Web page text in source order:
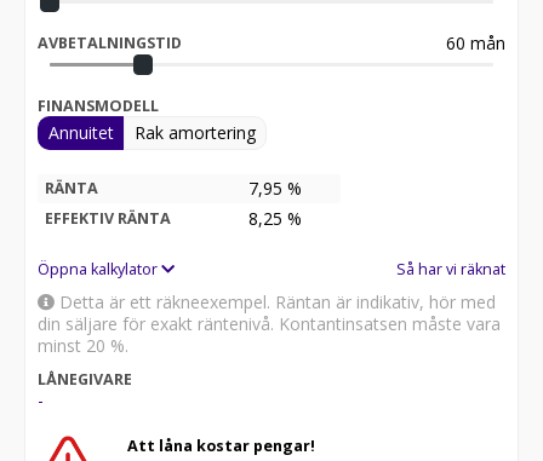
AVBETALNINGSTID 60 mån
FINANSMODELL
Annuitet Rak amortering
RÄNTA 7,95 %
EFFEKTIV RÄNTA 8,25 %
Öppna kalkylator Så har vi räknat
Detta är ett räkneexempel. Räntan är indikativ, hör med
din säljare för exakt räntenivå. Kontantinsatsen måste vara
minst 20 %.
LÅNEGIVARE
-
Att låna kostar pengar!